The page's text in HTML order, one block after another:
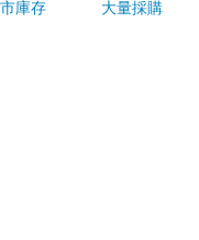
庫存 大量採購